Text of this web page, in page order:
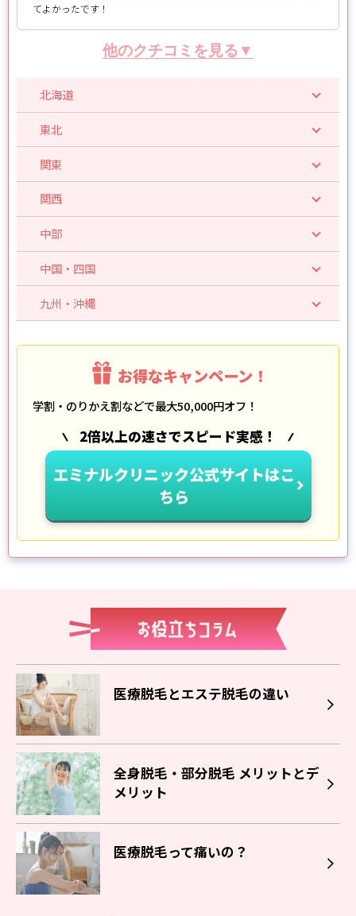
てよかったです！
他のクチコミを見る▼
北海道
東北
関東
関西
中部
中国・四国
九州・沖縄
お得なキャンペーン！
学割・のりかえ割などで最大50,000円オフ！
2倍以上の速さでスピード実感！
エミナルクリニック公式サイトはこ
ちら
医療脱毛とエステ脱毛の違い
全身脱毛・部分脱毛 メリットとデ
メリット
医療脱毛って痛いの？